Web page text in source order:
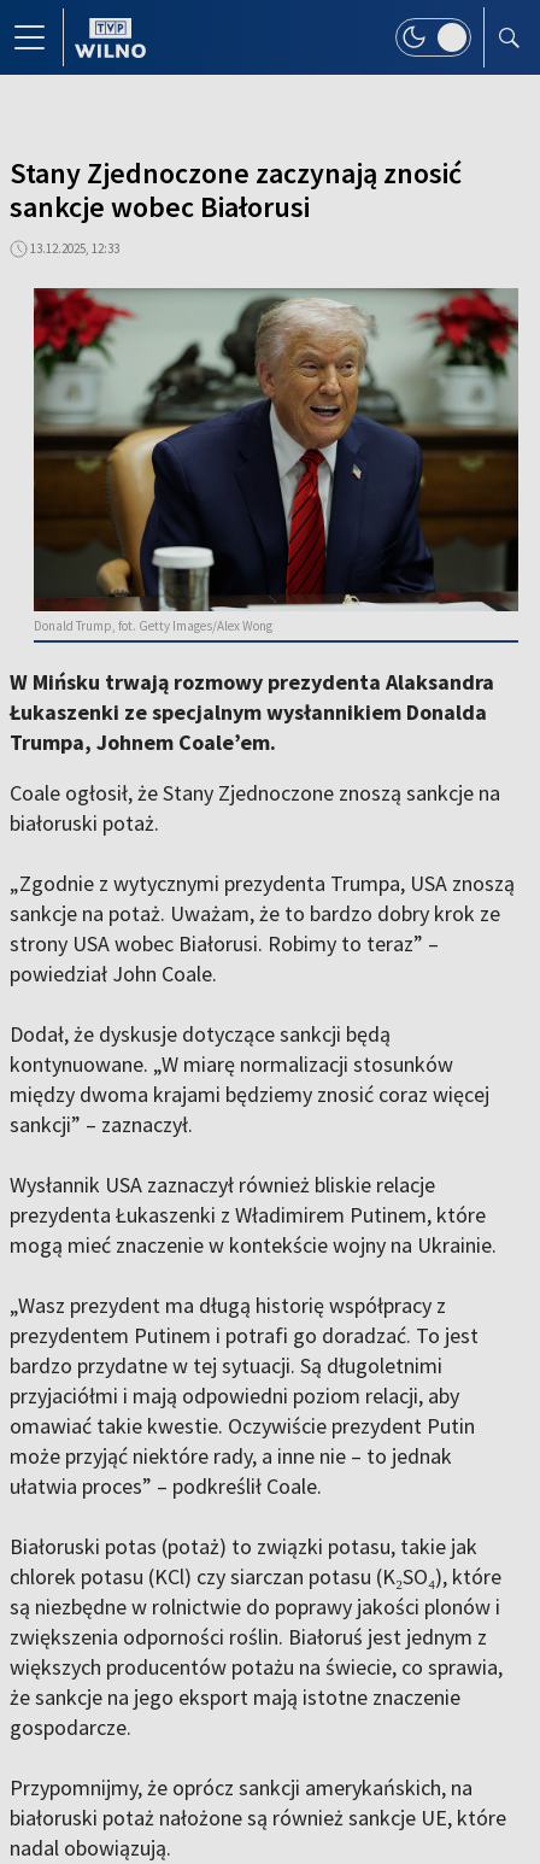
Stany Zjednoczone zaczynają znosić
sankcje wobec Białorusi
13.12.2025, 12:33
Donald Trump, fot. Getty Images/Alex Wong
W Mińsku trwają rozmowy prezydenta Alaksandra
Łukaszenki ze specjalnym wysłannikiem Donalda
Trumpa, Johnem Coale’em.
Coale ogłosił, że Stany Zjednoczone znoszą sankcje na
białoruski potaż.
„Zgodnie z wytycznymi prezydenta Trumpa, USA znoszą
sankcje na potaż. Uważam, że to bardzo dobry krok ze
strony USA wobec Białorusi. Robimy to teraz” –
powiedział John Coale.
Dodał, że dyskusje dotyczące sankcji będą
kontynuowane. „W miarę normalizacji stosunków
między dwoma krajami będziemy znosić coraz więcej
sankcji” – zaznaczył.
Wysłannik USA zaznaczył również bliskie relacje
prezydenta Łukaszenki z Władimirem Putinem, które
mogą mieć znaczenie w kontekście wojny na Ukrainie.
„Wasz prezydent ma długą historię współpracy z
prezydentem Putinem i potrafi go doradzać. To jest
bardzo przydatne w tej sytuacji. Są długoletnimi
przyjaciółmi i mają odpowiedni poziom relacji, aby
omawiać takie kwestie. Oczywiście prezydent Putin
może przyjąć niektóre rady, a inne nie – to jednak
ułatwia proces” – podkreślił Coale.
Białoruski potas (potaż) to związki potasu, takie jak
chlorek potasu (KCl) czy siarczan potasu (K₂SO₄), które
są niezbędne w rolnictwie do poprawy jakości plonów i
zwiększenia odporności roślin. Białoruś jest jednym z
większych producentów potażu na świecie, co sprawia,
że sankcje na jego eksport mają istotne znaczenie
gospodarcze.
Przypomnijmy, że oprócz sankcji amerykańskich, na
białoruski potaż nałożone są również sankcje UE, które
nadal obowiązują.